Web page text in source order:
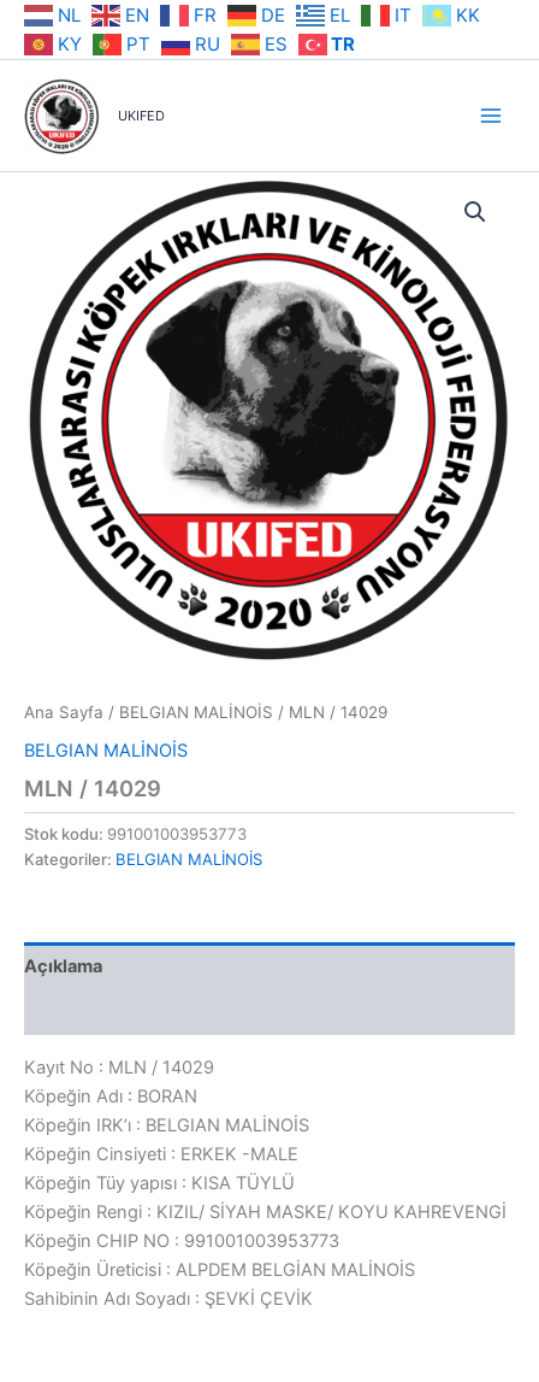
İçeriğe NL EN FR DE EL IT
KK
KY
PT RU ES TR
UKIFED
Ana Sayfa / BELGIAN MALİNOİS / MLN / 14029
BELGIAN MALİNOİS
MLN / 14029
Stok kodu: 991001003953773
Kategoriler: BELGIAN MALİNOİS
Açıklama
Kayıt No : MLN / 14029
Köpeğin Adı : BORAN
Köpeğin IRK’ı : BELGIAN MALİNOİS
Köpeğin Cinsiyeti : ERKEK -MALE
Köpeğin Tüy yapısı : KISA TÜYLÜ
Köpeğin Rengi : KIZIL/ SİYAH MASKE/ KOYU KAHREVENGİ
Köpeğin CHIP NO : 991001003953773
Köpeğin Üreticisi : ALPDEM BELGİAN MALİNOİS
Sahibinin Adı Soyadı : ŞEVKİ ÇEVİK